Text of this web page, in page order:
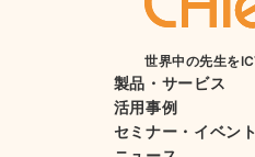
世界中の先生を
製品・サービス
活用事例
セミナー・イベント